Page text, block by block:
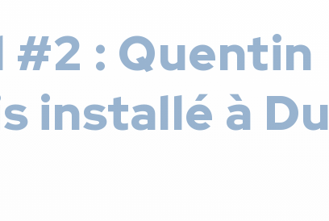
#2 : Quentin
installé à